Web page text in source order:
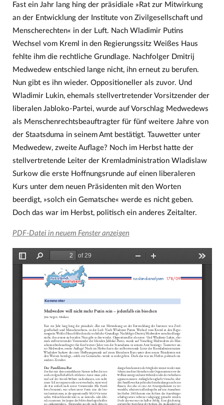
Fast ein Jahr lang hing der präsidiale »Rat zur Mitwirkung
an der Entwicklung der Institute von Zivilgesellschaft und
Menscherechten« in der Luft. Nach Wladimir Putins
Wechsel vom Kreml in den Regierungssitz Weißes Haus
fehlte ihm die rechtliche Grundlage. Nachfolger Dmitrij
Medwedew entschied lange nicht, ihn erneut zu berufen.
Nun gibt es ihn wieder. Oppositioneller als zuvor. Und
Wladimir Lukin, ehemals stellvertretender Vorsitzender der
liberalen Jabloko-Partei, wurde auf Vorschlag Medwedews
als Menschenrechtsbeauftragter für fünf weitere Jahre von
der Staatsduma in seinem Amt bestätigt. Tauwetter unter
Medwedew, zweite Auflage? Noch im Herbst hatte der
stellvertretende Leiter der Kremladministration Wladislaw
Surkow die erste Hoffnungsrunde auf einen liberaleren
Kurs unter dem neuen Präsidenten mit den Worten
beerdigt, »solch ein Gematsche« werde es nicht geben.
Doch das war im Herbst, politisch ein anderes Zeitalter.
PDF-Datei in neuem Fenster anzeigen